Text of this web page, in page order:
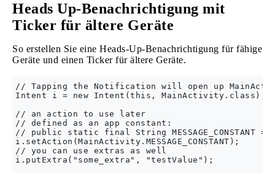
Heads Up-Benachrichtigung mit
Ticker für ältere Geräte
So erstellen Sie eine Heads-Up-Benachrichtigung für fähige
Geräte und einen Ticker für ältere Geräte.
// Tapping the Notification will open up
Intent i = new Intent(this, MainActivity.class);
// an action to use later
// defined as an app constant:
// public static final String MESSAGE_CONSTANT
i.setAction(MainActivity.MESSAGE_CONSTANT);
// you can use extras as well
i.putExtra("some_extra", "testValue");